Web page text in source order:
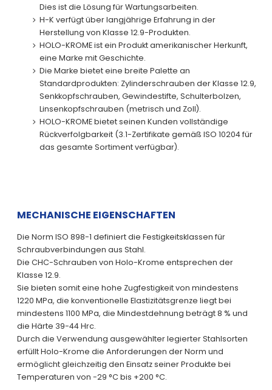
Dies ist die Lösung für Wartungsarbeiten.
H-K verfügt über langjährige Erfahrung in der
Herstellung von Klasse 12.9-Produkten.
HOLO-KROME ist ein Produkt amerikanischer Herkunft,
eine Marke mit Geschichte.
Die Marke bietet eine breite Palette an
Standardprodukten: Zylinderschrauben der Klasse 12.9,
Senkkopfschrauben, Gewindestifte, Schulterbolzen,
Linsenkopfschrauben (metrisch und Zoll).
HOLO-KROME bietet seinen Kunden vollständige
Rückverfolgbarkeit (3.1-Zertifikate gemäß ISO 10204 für
das gesamte Sortiment verfügbar).
MECHANISCHE EIGENSCHAFTEN
Die Norm ISO 898-1 definiert die Festigkeitsklassen für
Schraubverbindungen aus Stahl.
Die CHC-Schrauben von Holo-Krome entsprechen der
Klasse 12.9.
Sie bieten somit eine hohe Zugfestigkeit von mindestens
1220 MPa, die konventionelle Elastizitätsgrenze liegt bei
mindestens 1100 MPa, die Mindestdehnung beträgt 8 % und
die Härte 39-44 Hrc.
Durch die Verwendung ausgewählter legierter Stahlsorten
erfüllt Holo-Krome die Anforderungen der Norm und
ermöglicht gleichzeitig den Einsatz seiner Produkte bei
Temperaturen von -29 °C bis +200 °C.